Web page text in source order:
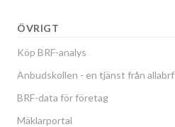
ÖVRIGT
Köp BRF-analys
Anbudskollen - en tjänst från allabrf
BRF-data för företag
Mäklarportal